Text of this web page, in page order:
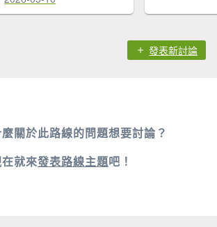
發表新討論
關於此路線的問題想要討論？
就來發表路線主題吧！